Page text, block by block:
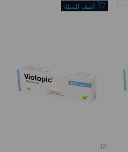
أضف للسلة
Vendor:
jpi